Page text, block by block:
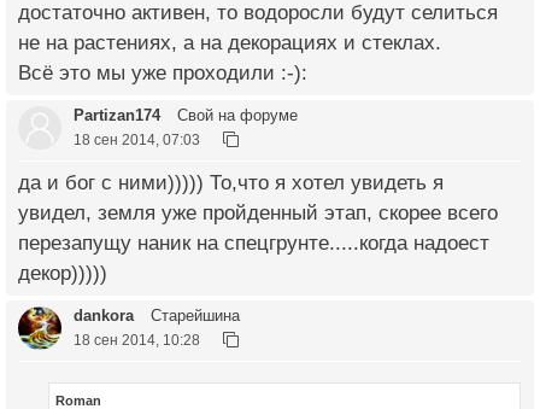
достаточно активен, то водоросли будут селиться
не на растениях, а на декорациях и стеклах.
Всё это мы уже проходили :-):
Partizan174 Свой на форуме
18 сен 2014, 07:03
да и бог с ними))))) То,что я хотел увидеть я
увидел, земля уже пройденный этап, скорее всего
перезапущу наник на спецгрунте.....когда надоест
декор)))))
dankora Старейшина
18 сен 2014, 10:28
Roman